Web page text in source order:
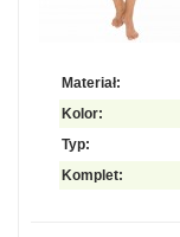
Materiał:
Kolor:
Typ:
Komplet: